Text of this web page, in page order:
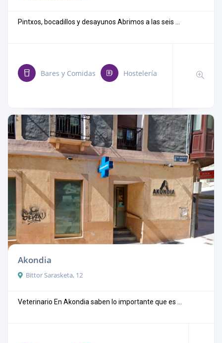
Pintxos, bocadillos y desayunos Abrimos a las seis ...
Bares y Comidas Hostelería
Akondia
Bittor Sarasketa, 12
Veterinario En Akondia saben lo importante que es ...